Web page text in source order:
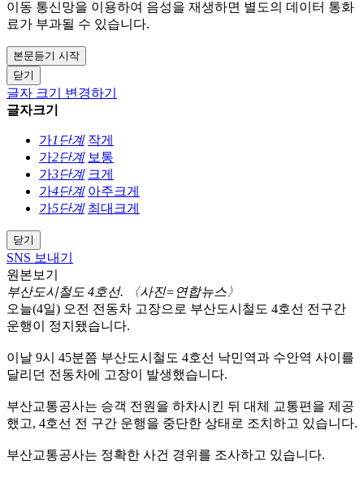
이동 통신망을 이용하여 음성을 재생하면 별도의 데이터 통화
료가 부과될 수 있습니다.
본문듣기 시작
닫기
글자 크기 변경하기
글자크기
가1단계 작게
가2단계 보통
가3단계 크게
가4단계 아주크게
가5단계 최대크게
닫기
SNS 보내기
원본보기
부산도시철도 4호선. 〈사진=연합뉴스〉
오늘(4일) 오전 전동차 고장으로 부산도시철도 4호선 전구간
운행이 정지됐습니다.
이날 9시 45분쯤 부산도시철도 4호선 낙민역과 수안역 사이를
달리던 전동차에 고장이 발생했습니다.
부산교통공사는 승객 전원을 하차시킨 뒤 대체 교통편을 제공
했고, 4호선 전 구간 운행을 중단한 상태로 조치하고 있습니다.
부산교통공사는 정확한 사건 경위를 조사하고 있습니다.